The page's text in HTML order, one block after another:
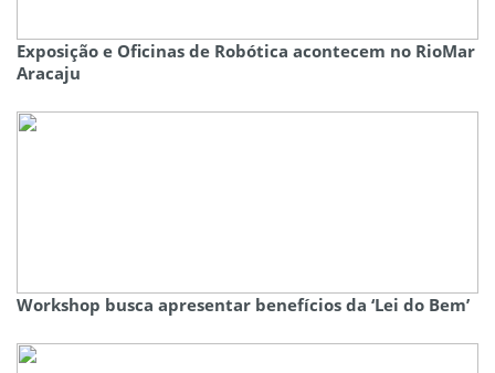
Exposição e Oficinas de Robótica acontecem no RioMar
Aracaju
Workshop busca apresentar benefícios da ‘Lei do Bem’